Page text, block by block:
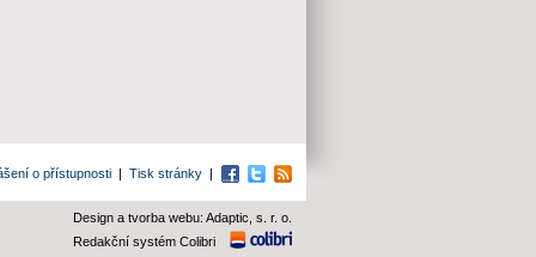
o přístupnosti | Tisk stránky | Facebook
TwitterRSS
Design a tvorba webu: Adaptic, s. r. o.
Redakční systém Colibri